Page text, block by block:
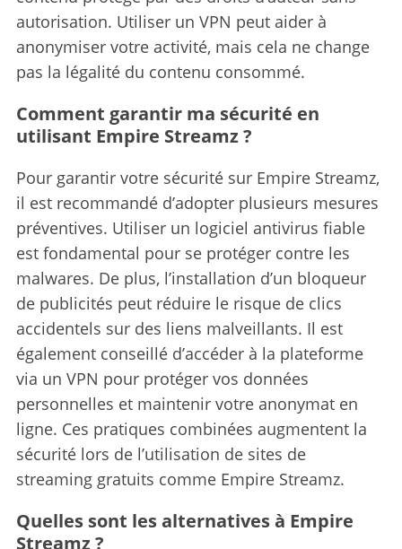
autorisation. Utiliser un VPN peut aider à
anonymiser votre activité, mais cela ne change
pas la légalité du contenu consommé.
Comment garantir ma sécurité en
utilisant Empire Streamz ?
Pour garantir votre sécurité sur Empire Streamz,
il est recommandé d’adopter plusieurs mesures
préventives. Utiliser un logiciel antivirus fiable
est fondamental pour se protéger contre les
malwares. De plus, l’installation d’un bloqueur
de publicités peut réduire le risque de clics
accidentels sur des liens malveillants. Il est
également conseillé d’accéder à la plateforme
via un VPN pour protéger vos données
personnelles et maintenir votre anonymat en
ligne. Ces pratiques combinées augmentent la
sécurité lors de l’utilisation de sites de
streaming gratuits comme Empire Streamz.
Quelles sont les alternatives à Empire
Streamz ?